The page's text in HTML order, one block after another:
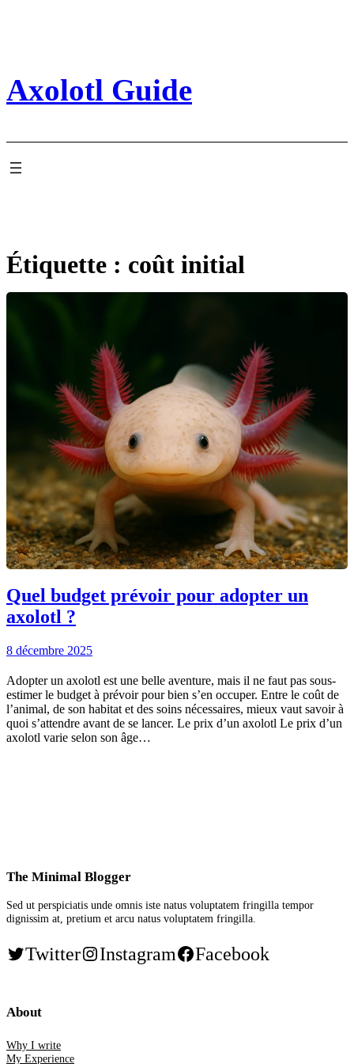
Axolotl Guide
Étiquette : coût initial
Quel budget prévoir pour adopter un
axolotl ?
8 décembre 2025
Adopter un axolotl est une belle aventure, mais il ne faut pas sous-
estimer le budget à prévoir pour bien s’en occuper. Entre le coût de
l’animal, de son habitat et des soins nécessaires, mieux vaut savoir à
quoi s’attendre avant de se lancer. Le prix d’un axolotl Le prix d’un
axolotl varie selon son âge…
The Minimal Blogger
Sed ut perspiciatis unde omnis iste natus voluptatem fringilla tempor
dignissim at, pretium et arcu natus voluptatem fringilla.
Twitter Instagram Facebook
About
Why I write
My Experience